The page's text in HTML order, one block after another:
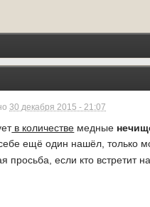
30 декабря 2015 - 21:07
в количестве медные
ещё один нашёл, только
просьба, если кто встретит